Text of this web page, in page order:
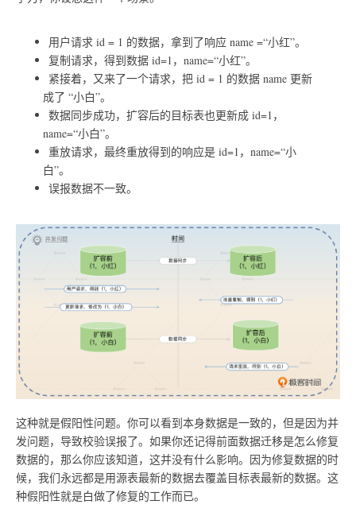
用户请求 id = 1 的数据，拿到了响应 name =“小红”。
复制请求，得到数据 id=1，name=“小红”。
紧接着，又来了一个请求，把 id = 1 的数据 name 更新
成了 “小白”。
数据同步成功，扩容后的目标表也更新成 id=1，
name=“小白”。
重放请求，最终重放得到的响应是 id=1，name=“小
白”。
误报数据不一致。
这种就是假阳性问题。你可以看到本身数据是一致的，但是因为并
发问题，导致校验误报了。如果你还记得前面数据迁移是怎么修复
数据的，那么你应该知道，这并没有什么影响。因为修复数据的时
候，我们永远都是用源表最新的数据去覆盖目标表最新的数据。这
种假阳性就是白做了修复的工作而已。